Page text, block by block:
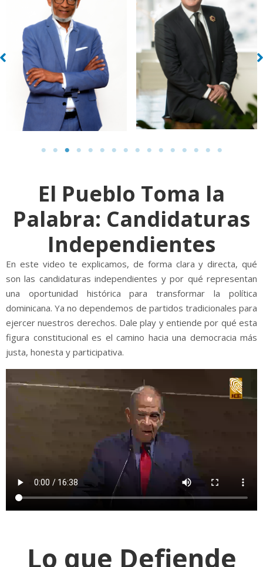
El Pueblo Toma la
Palabra: Candidaturas
Independientes
En este video te explicamos, de forma clara y directa, qué
son las candidaturas independientes y por qué representan
una oportunidad histórica para transformar la política
dominicana. Ya no dependemos de partidos tradicionales para
ejercer nuestros derechos. Dale play y entiende por qué esta
figura constitucional es el camino hacia una democracia más
justa, honesta y participativa.
Lo que Defiende